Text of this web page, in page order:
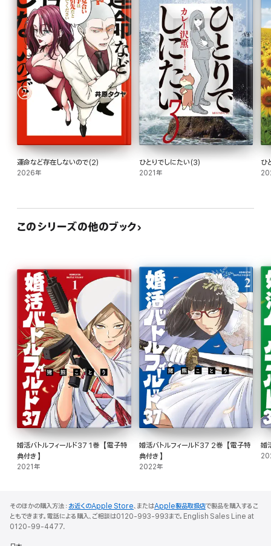
運命など存在しないので(2)
2026年
ひとりでしにたい(3)
2021年
ひ
このシリーズの他のブック
婚活バトルフィールド37 1巻【電子特
典付き】
2021年
婚活バトルフィールド37 2巻【電子特
典付き】
2022年
婚
そのほかの購入方法： お近くのApple Store、またはApple製品取扱店で製品を購入するこ
ともできます。電話による購入、ご相談は0120-993-993まで。English Sales Line at
0120-99-4477.